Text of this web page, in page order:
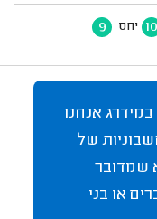
10 יחס 9
אנחנו
של
שמדובר
או בני